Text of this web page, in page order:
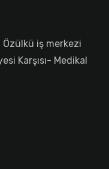
Özülkü iş merkezi
Karşısı- Medikal